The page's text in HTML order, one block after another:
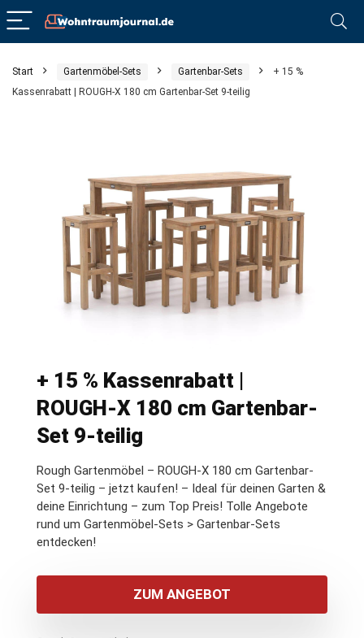
Start Gartenmöbel-Sets Gartenbar-Sets
+ 15 %
Kassenrabatt | ROUGH-X 180 cm Gartenbar-Set 9-teilig
+ 15 % Kassenrabatt |
ROUGH-X 180 cm Gartenbar-
Set 9-teilig
Rough Gartenmöbel – ROUGH-X 180 cm Gartenbar-
Set 9-teilig – jetzt kaufen! – Ideal für deinen Garten &
deine Einrichtung – zum Top Preis! Tolle Angebote
rund um Gartenmöbel-Sets > Gartenbar-Sets
entdecken!
ZUM ANGEBOT